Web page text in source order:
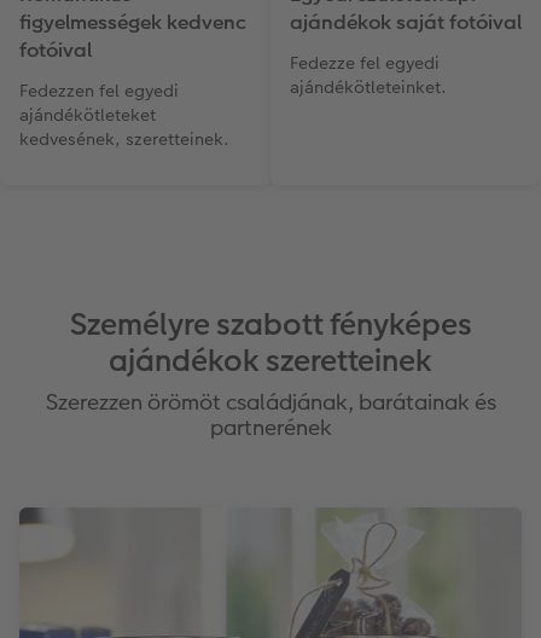
Matrica nyomtatás azonnal
Kiegészítők
CEWE myPhotos
Fotószalag
XXL Retró fotó
Kiegészítők
CEWE myPhotos
figyelmességek kedvenc
fotóival
Fedezzen fel egyedi
ajándékötleteket
kedvesének, szeretteinek.
ajándékok saját fotóival
Fedezze fel egyedi
ajándékötleteinket.
Személyre szabott fényképes
ajándékok szeretteinek
Szerezzen örömöt családjának, barátainak és
partnerének